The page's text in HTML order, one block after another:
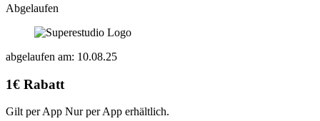
Abgelaufen
abgelaufen am: 10.08.25
1€ Rabatt
Gilt per App Nur per App erhältlich.